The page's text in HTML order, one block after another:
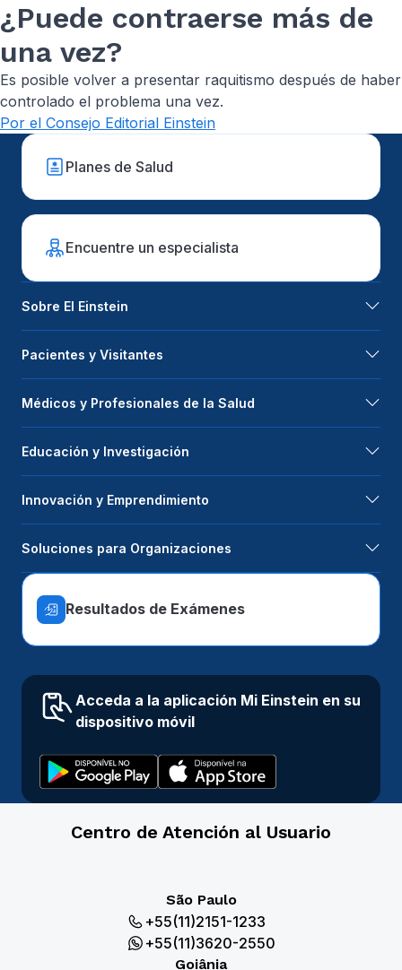
¿Puede contraerse más de
una vez?
Es posible volver a presentar raquitismo después de haber
controlado el problema una vez.
Por el Consejo Editorial Einstein
Planes de Salud
Encuentre un especialista
Sobre El Einstein
Pacientes y Visitantes
Médicos y Profesionales de la Salud
Educación y Investigación
Innovación y Emprendimiento
Soluciones para Organizaciones
Resultados de Exámenes
Acceda a la aplicación Mi Einstein en su
dispositivo móvil
Centro de Atención al Usuario
São Paulo
+55(11)2151-1233
+55(11)3620-2550
Goiânia